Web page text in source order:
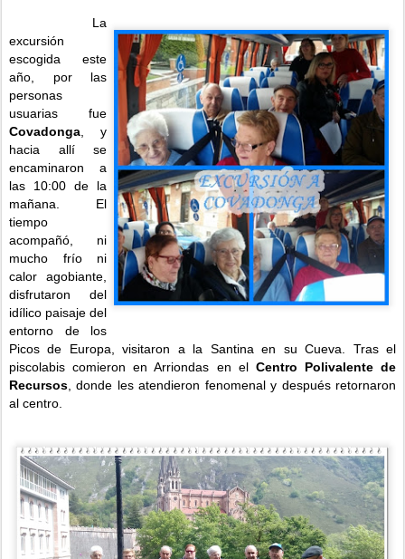
La
excursión
escogida este
año, por las
personas
usuarias fue
Covadonga , y
hacia allí se
encaminaron a
las 10:00 de la
mañana. El
tiempo
acompañó, ni
mucho frío ni
calor agobiante,
disfrutaron del
idílico paisaje del
entorno de los
Picos de Europa, visitaron a la Santina en su Cueva. Tras el
piscolabis comieron en Arriondas en el Centro Polivalente de
Recursos , donde les atendieron fenomenal y después retornaron
al centro.